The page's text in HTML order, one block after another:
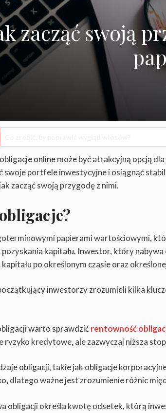
zacząć swoją
online może być atrakcyjną opcją
portfele inwestycyjne i osiągnąć
zacząć swoją przygodę z nimi.
papierami wartościowymi,
pozyskania kapitału. Inwestor, który
po określonym czasie oraz
inwestorzy zrozumieli kilka
warto sprawdzićrentowność
ryzyko kredytowe, ale zazwyczaj niższa
obligacji, takie jak obligacje
dlatego ważne jest zrozumienie różnic
obligacji określa kwotę odsetek, którą